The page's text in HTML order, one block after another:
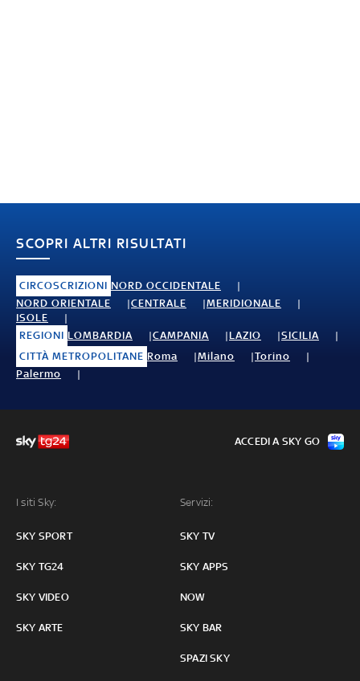
SCOPRI ALTRI RISULTATI
CIRCOSCRIZIONI NORD OCCIDENTALE
NORD ORIENTALE
CENTRALE
MERIDIONALE
ISOLE
REGIONI LOMBARDIA CAMPANIA LAZIO
SICILIA
CITTÀ METROPOLITANE Roma Milano
Torino
Palermo
I siti Sky:
SKY SPORT
SKY TG24
SKY VIDEO
SKY ARTE
Servizi:
SKY TV
SKY APPS
NOW
SKY BAR
SPAZI SKY
ACCEDI A SKY GO